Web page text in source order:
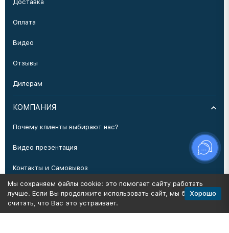
Доставка
Оплата
Видео
Отзывы
Дилерам
КОМПАНИЯ
Почему клиенты выбирают нас?
Видео презентация
Контакты и Самовывоз
Производство
Мы сохраняем файлы cookie: это помогает сайту работать
лучше. Если Вы продолжите использовать сайт, мы будем
считать, что Вас это устраивает.
Хорошо